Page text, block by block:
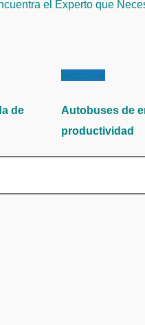
el Experto que
de
Nacional
Autobuses de
productividad